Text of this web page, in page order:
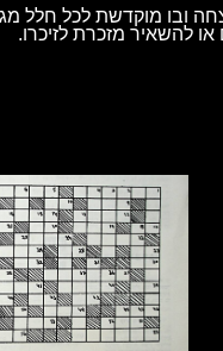
ובו מוקדשת לכל חלל
להשאיר מזכרת לזיכרו.